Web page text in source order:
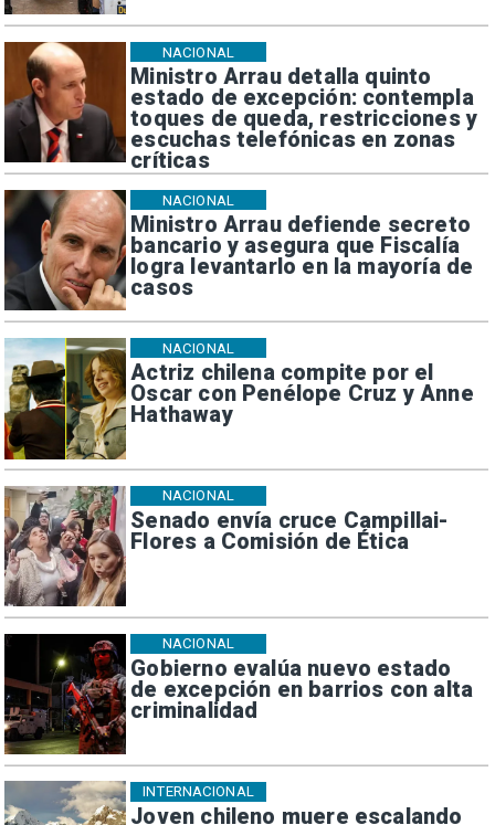
Ministro Arrau detalla quinto
estado de excepción: contempla
toques de queda, restricciones y
escuchas telefónicas en zonas
críticas
NACIONAL
Ministro Arrau defiende secreto
bancario y asegura que Fiscalía
logra levantarlo en la mayoría de
casos
NACIONAL
Actriz chilena compite por el
Oscar con Penélope Cruz y Anne
Hathaway
NACIONAL
Senado envía cruce Campillai-
Flores a Comisión de Ética
NACIONAL
Gobierno evalúa nuevo estado
de excepción en barrios con alta
criminalidad
NACIONAL
Joven chileno muere escalando
INTERNACIONAL